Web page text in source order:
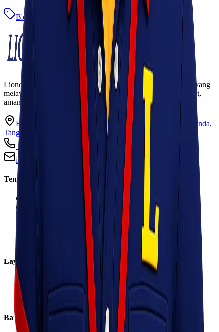
Blog Baca Selengkapnya
Lionel Express adalah perusahaan jasa pengiriman terpercaya yang
melayani pengiriman barang ke seluruh Indonesia dengan cepat,
aman, dan harga kompetitif.
Ruko Garden Square Blok G No. 11-12 Jurumudi baru, Benda,
Tangerang, Banten 15124
+62 813 8838 8182
info@lionelexpress.com
Tentang Kami
Karir
Informasi
Layanan
Bantuan